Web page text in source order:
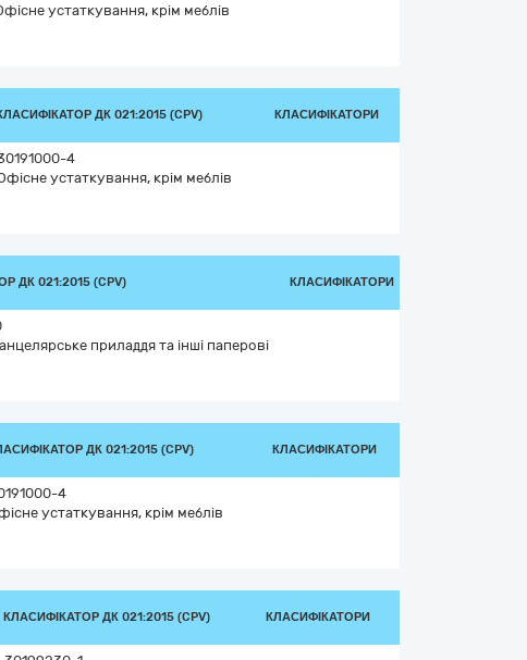
устаткування, крім меблів
ДК 021:2015 (CPV) КЛАСИФІКАТОРИ
4
устаткування, крім меблів
ДК 021:2015 (CPV) КЛАСИФІКАТОРИ
приладдя та інші паперові
ДК 021:2015 (CPV) КЛАСИФІКАТОРИ
4
устаткування, крім меблів
КЛАСИФІКАТОР ДК 021:2015 (CPV) КЛАСИФІКАТОРИ